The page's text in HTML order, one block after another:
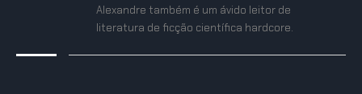
Alexandre também é um ávido leitor de
literatura de ficção científica hardcore.